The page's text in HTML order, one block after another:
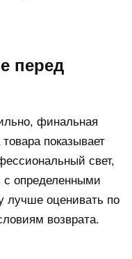
перед
финальная
показывает
свет,
определенными
лучше оценивать по
возврата.